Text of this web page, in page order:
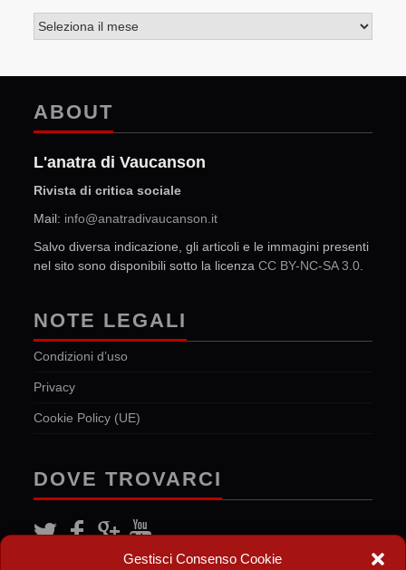
Gestisci Consenso Cookie
ABOUT
L'anatra di Vaucanson
Rivista di critica sociale
Mail: info@anatradivaucanson.it
Salvo diversa indicazione, gli articoli e le immagini presenti
nel sito sono disponibili sotto la licenzaCC BY-NC-SA 3.0
NOTE LEGALI
Condizioni d’uso
Privacy
Cookie Policy (UE)
DOVE TROVARCI